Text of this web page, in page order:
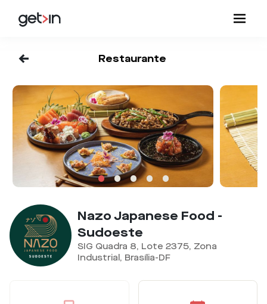
<- Restaurante
Nazo Japanese Food -
Sudoeste
SIG Quadra 8, Lote 2375, Zona
Industrial, Brasília-DF